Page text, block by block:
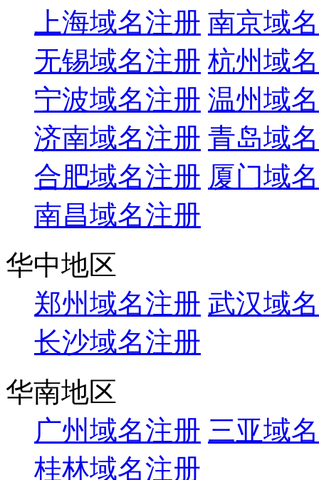
上海域名注册 南京域
无锡域名注册 杭州域
宁波域名注册 温州域
济南域名注册 青岛域
合肥域名注册 厦门域
南昌域名注册
华中地区
郑州域名注册 武汉域
长沙域名注册
华南地区
广州域名注册 三亚域
桂林域名注册